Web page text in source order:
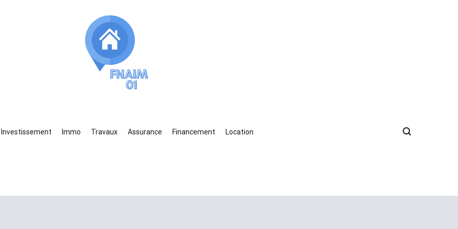
Investissement Immo Travaux Assurance Financement Location